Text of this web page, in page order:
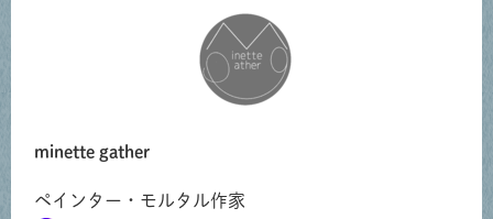
minette gather
ペインター・モルタル作家
共有方法を選択